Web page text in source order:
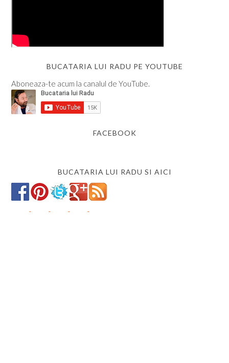
BUCATARIA LUI RADU PE YOUTUBE
Aboneaza-te acum la canalul de YouTube.
FACEBOOK
BUCATARIA LUI RADU SI AICI